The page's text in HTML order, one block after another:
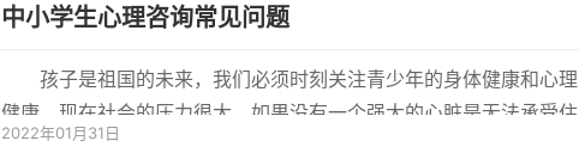
中小学生心理咨询常见问题
孩子是祖国的未来，我们必须时刻关注青少年的身体健康和心理
健康。现在社会的压力很大，如果没有一个强大的心脏是无法承受住
当今社会的...
2022年01月31日